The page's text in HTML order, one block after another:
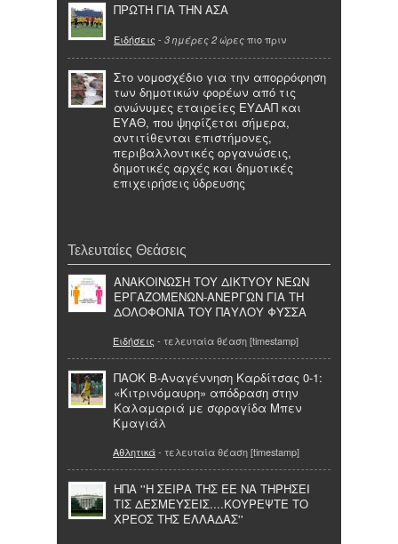
ΠΡΩΤΗ ΓΙΑ ΤΗΝ ΑΣΑ
Ειδήσεις - 3 ημέρες 2 ώρες πιο πριν
Στο νομοσχέδιο για την απορρόφηση
των δημοτικών φορέων από τις
ανώνυμες εταιρείες ΕΥΔΑΠ και
ΕΥΑΘ, που ψηφίζεται σήμερα,
αντιτίθενται επιστήμονες,
περιβαλλοντικές οργανώσεις,
δημοτικές αρχές και δημοτικές
επιχειρήσεις ύδρευσης
Τελευταίες Θεάσεις
ANAKΟΙΝΩΣΗ ΤΟΥ ΔΙΚΤΥΟΥ ΝΕΩΝ
ΕΡΓΑΖΟΜΕΝΩΝ-ΑΝΕΡΓΩΝ ΓΙΑ ΤΗ
ΔΟΛΟΦΟΝΙΑ ΤΟΥ ΠΑΥΛΟΥ ΦΥΣΣΑ
Ειδήσεις - τελευταία θέαση [timestamp]
ΠΑΟΚ Β-Αναγέννηση Καρδίτσας 0-1:
«Κιτρινόμαυρη» απόδραση στην
Καλαμαριά με σφραγίδα Μπεν
Κμαγιάλ
Αθλητικά- τελευταία θέαση [timestamp]
ΗΠΑ ''Η ΣΕΙΡΑ ΤΗΣ ΕΕ ΝΑ ΤΗΡΗΣΕΙ
ΤΙΣ ΔΕΣΜΕΥΣΕΙΣ....ΚΟΥΡΕΨΤΕ ΤΟ
ΧΡΕΟΣ ΤΗΣ ΕΛΛΑΔΑΣ''